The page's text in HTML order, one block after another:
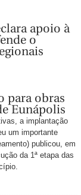
apoio à
o
para obras
Eunápolis
a implantação
um importante
publicou, em
da 1ª etapa das